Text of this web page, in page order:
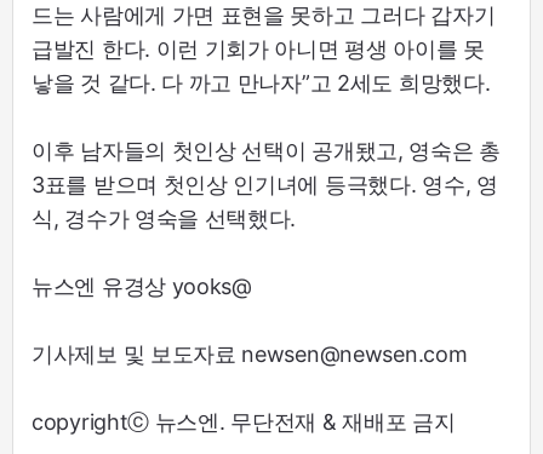
드는 사람에게 가면 표현을 못하고 그러다 갑자기
급발진 한다. 이런 기회가 아니면 평생 아이를 못
낳을 것 같다. 다 까고 만나자”고 2세도 희망했다.
이후 남자들의 첫인상 선택이 공개됐고, 영숙은 총
3표를 받으며 첫인상 인기녀에 등극했다. 영수, 영
식, 경수가 영숙을 선택했다.
뉴스엔 유경상 yooks@
기사제보 및 보도자료 newsen@newsen.com
copyrightⓒ 뉴스엔. 무단전재 & 재배포 금지